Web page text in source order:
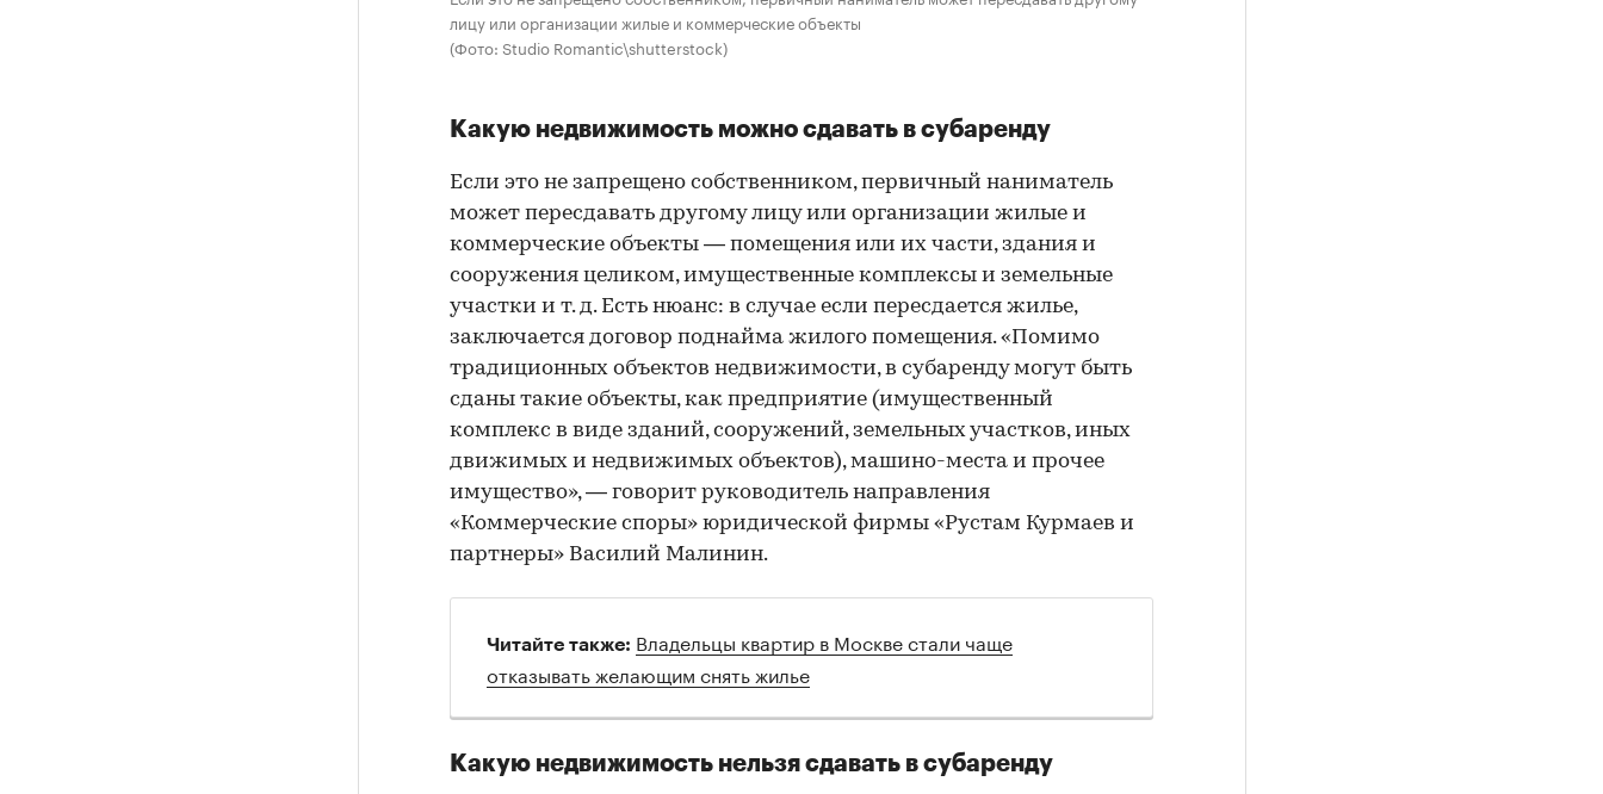
лицу или организации жилые и коммерческие объекты
(Фото: Studio Romantic\shutterstock)
Какую недвижимость можно сдавать в субаренду
Если это не запрещено собственником, первичный наниматель
может пересдавать другому лицу или организации жилые и
коммерческие объекты — помещения или их части, здания и
сооружения целиком, имущественные комплексы и земельные
участки и т. д. Есть нюанс: в случае если пересдается жилье,
заключается договор поднайма жилого помещения. «Помимо
традиционных объектов недвижимости, в субаренду могут быть
сданы такие объекты, как предприятие (имущественный
комплекс в виде зданий, сооружений, земельных участков, иных
движимых и недвижимых объектов), машино-места и прочее
имущество», — говорит руководитель направления
«Коммерческие споры» юридической фирмы «Рустам Курмаев и
партнеры» Василий Малинин.
Читайте также: Владельцы квартир в Москве стали чаще
отказывать желающим снять жилье
Какую недвижимость нельзя сдавать в субаренду